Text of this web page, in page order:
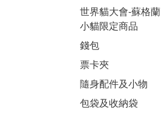
世界貓大會-蘇格蘭
小貓限定商品
錢包
票卡夾
隨身配件及小物
包袋及收納袋